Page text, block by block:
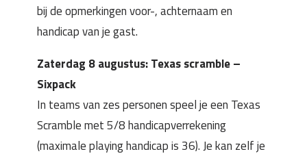
bij de opmerkingen voor-, achternaam en
handicap van je gast.
Zaterdag 8 augustus: Texas scramble –
Sixpack
In teams van zes personen speel je een Texas
Scramble met 5/8 handicapverrekening
(maximale playing handicap is 36). Je kan zelf je